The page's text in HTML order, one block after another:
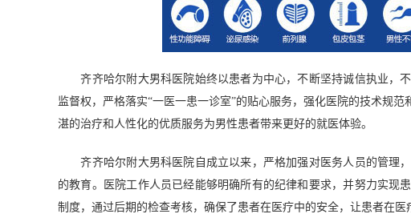
齐齐哈尔附大男科医院始终以患者为中心，不断坚持诚信执业，
监督权，严格落实“一医一患一诊室”的贴心服务，强化医院的技术规
湛的治疗和人性化的优质服务为男性患者带来更好的就医体验。
齐齐哈尔附大男科医院自成立以来，严格加强对医务人员的管理
的教育。医院工作人员已经能够明确所有的纪律和要求，并努力实现
制度，通过后期的检查考核，确保了患者在医疗中的安全，让患者在医